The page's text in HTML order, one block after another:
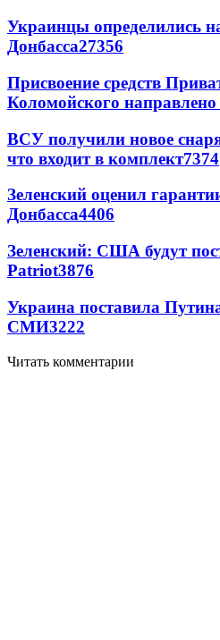
Украинцы определились
Донбасса27356
Присвоение средств
Коломойского направлено
ВСУ получили новое
что входит в комплект7374
Зеленский оценил
Донбасса4406
Зеленский: США будут
Patriot3876
Украина поставила
СМИ3222
Читать комментарии